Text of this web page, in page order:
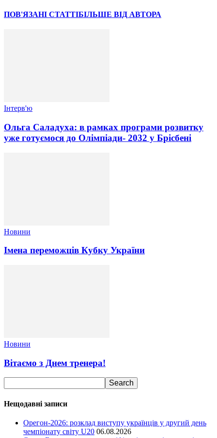
ПОВ'ЯЗАНІ СТАТТІБІЛЬШЕ ВІД АВТОРА
Інтерв'ю
Ольга Саладуха: в рамках програми розвитку
уже готуємося до Олімпіади- 2032 у Брісбені
Новини
Імена переможців Кубку України
Новини
Вітаємо з Днем тренера!
Нещодавні записи
Орегон-2026: розклад виступу українців у другий день
чемпіонату світу U20 06.08.2026